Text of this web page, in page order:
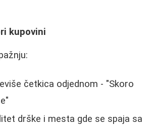
kupovini
četkica odjednom - "Skoro
drške i mesta gde se spaja sa